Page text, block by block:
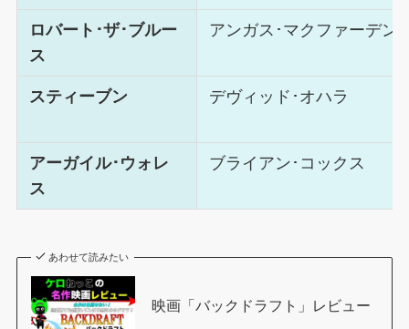
ロバート･ザ･ブルー
ス
アンガス･マクファーデン
スティーブン デヴィッド･オハラ
アーガイル･ウォレ
ス
ブライアン･コックス
あわせて読みたい
映画「バックドラフト」レビュー